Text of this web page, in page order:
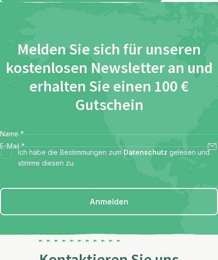
Melden Sie sich für unseren
kostenlosen Newsletter an und
erhalten Sie einen 100 €
Gutschein
Name *
E-Mail *
Ich habe die Bestimmungen zum Datenschutz gelesen und
stimme diesen zu.
Anmelden